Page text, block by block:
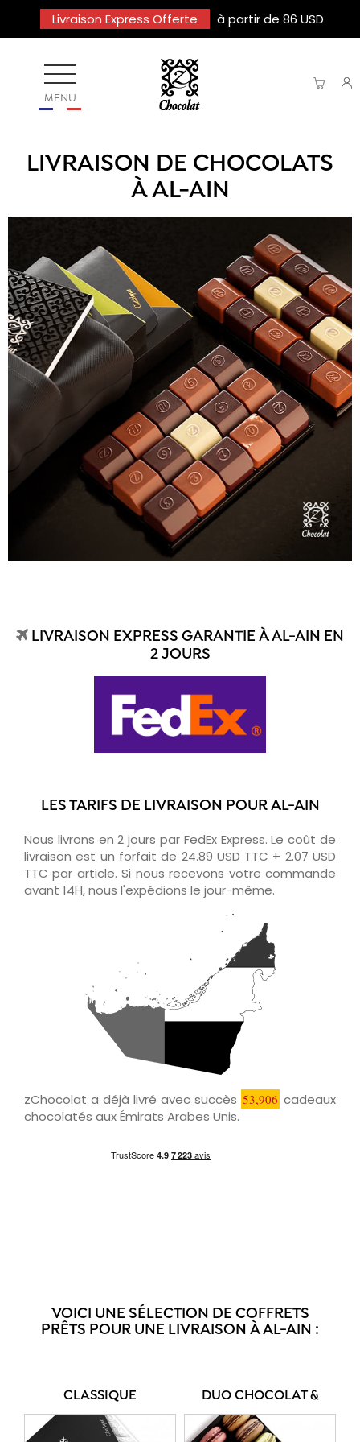
Livraison Express Offerte à partir de 86 USD
MENU
LIVRAISON DE CHOCOLATS
À AL-AIN
LIVRAISON EXPRESS GARANTIE À AL-AIN EN
2 JOURS
LES TARIFS DE LIVRAISON POUR AL-AIN
Nous livrons en 2 jours par FedEx Express. Le coût de
livraison est un forfait de 24.89 USD TTC + 2.07 USD
TTC par article. Si nous recevons votre commande
avant 14H, nous l'expédions le jour-même.
zChocolat a déjà livré avec succès 53,906 cadeaux
chocolatés aux Émirats Arabes Unis.
VOICI UNE SÉLECTION DE COFFRETS
PRÊTS POUR UNE LIVRAISON À AL-AIN :
CLASSIQUE DUO CHOCOLAT &